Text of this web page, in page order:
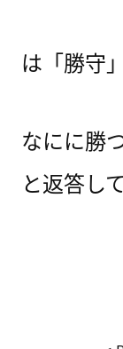
は「勝守
なにに勝
と返答し